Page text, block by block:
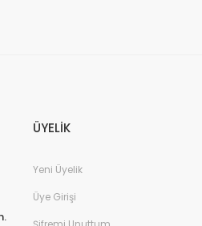
ÜYELİK
Yeni Üyelik
Üye Girişi